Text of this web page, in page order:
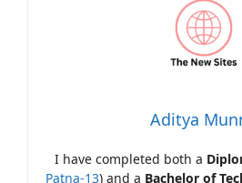
Aditya
I have completed both a
Patna-13) and a Bachelor of